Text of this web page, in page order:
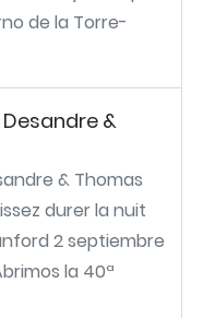
de la Torre-
&
& Thomas
durer la nuit
2 septiembre
la 40ª